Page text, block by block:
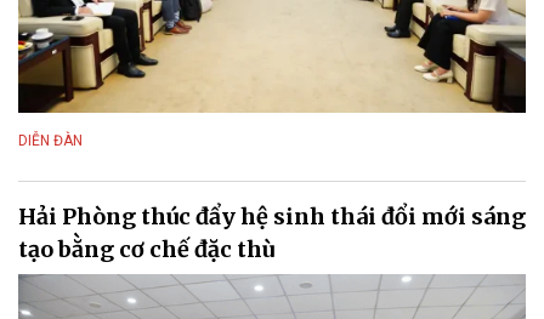
DIỄN ĐÀN
Hải Phòng thúc đẩy hệ sinh thái đổi mới sáng
tạo bằng cơ chế đặc thù